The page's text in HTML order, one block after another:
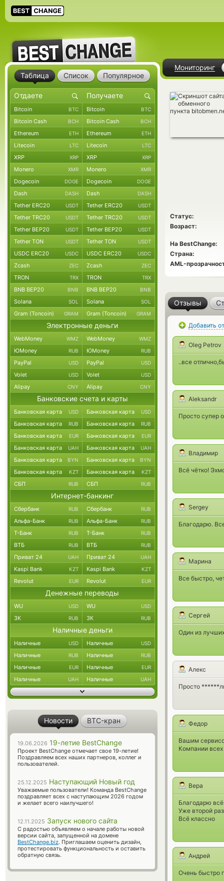
Мониторинг
Статус:
Возраст:
На BestChange:
Страна:
AML-
Отзывы
Добавить
Oleg Petrov
..все
Aleksandr
Просто супер
Владимир
Всё чётко!
Sergey
Благодарю.
Марина
Все быстро,
Сергей
Один из
Алекс
Просто
Федор
Вашим
Компании
Вера
Благодарю
Уже второй
Всё классно
Андрей
Очень быстро
Таблица Список Популярное
Bitcoin BTC Bitcoin BTC
Bitcoin Cash BCH Bitcoin Cash BCH
Ethereum ETH Ethereum ETH
Litecoin LTC Litecoin LTC
XRP XRP XRP XRP
Monero XMR Monero XMR
Dogecoin DOGE Dogecoin DOGE
Dash DASH Dash DASH
Tether ERC20 USDT Tether ERC20 USDT
Tether TRC20 USDT Tether TRC20 USDT
Tether BEP20 USDT Tether BEP20 USDT
Tether TON USDT Tether TON USDT
USDC ERC20 USDC USDC ERC20 USDC
Zcash ZEC Zcash ZEC
TRON TRX TRON TRX
BNB BEP20 BNB BNB BEP20 BNB
Solana SOL Solana SOL
Gram (Toncoin) GRAM Gram (Toncoin) GRAM
Электронные деньги
WebMoney WMZ WebMoney WMZ
ЮMoney RUB ЮMoney RUB
PayPal USD PayPal USD
Volet USD Volet USD
Alipay CNY Alipay CNY
Банковские счета и карты
Банковская карта USD Банковская карта USD
Банковская карта RUB Банковская карта RUB
Банковская карта EUR Банковская карта EUR
Банковская карта UAH Банковская карта UAH
Банковская карта BYN Банковская карта BYN
Банковская карта KZT Банковская карта KZT
СБП RUB СБП RUB
Интернет-банкинг
Сбербанк RUB Сбербанк RUB
Альфа-Банк RUB Альфа-Банк RUB
Т-Банк RUB Т-Банк RUB
ВТБ RUB ВТБ RUB
Приват 24 UAH Приват 24 UAH
Kaspi Bank KZT Kaspi Bank KZT
Revolut EUR Revolut EUR
Денежные переводы
WU USD WU USD
ЗК RUB ЗК RUB
Наличные деньги
Наличные USD Наличные USD
Наличные RUB Наличные RUB
Наличные EUR Наличные EUR
Наличные UAH Наличные UAH
Новости BTC-кран
19.06.2026 19-летие BestChange
Проект BestChange отмечает свое 19-летие!
Поздравляем всех наших партнеров, коллег и
пользователей.
25.12.2025 Наступающий Новый год
Уважаемые пользователи! Команда BestChange
поздравляет всех с наступающим 2026 годом
и желает всего наилучшего!
12.11.2025 Запуск нового сайта
С радостью объявляем о начале работы новой
версии сайта, запущенной на домене
BestChange.biz. Приглашаем оценить дизайн,
протестировать функциональность и оставить
обратную связь.